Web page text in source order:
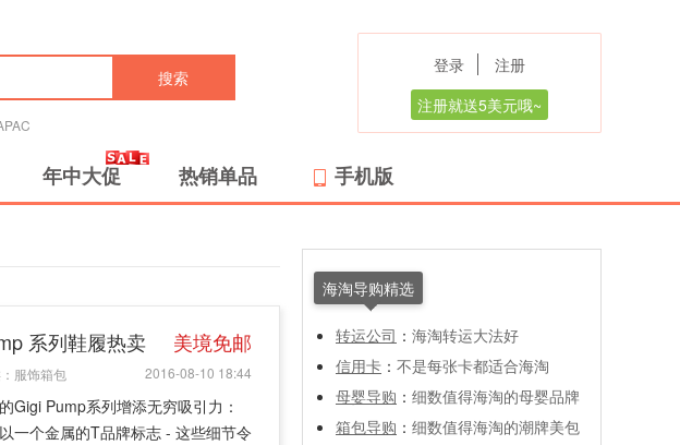
搜索
登录
注册
注册就送5美元哦~
年中大促 热销单品 手机版
系列鞋履热卖 美境免邮
2016-08-10 18:44
服饰箱包
Gigi Pump系列增添无穷吸引力：
一个金属的T品牌标志 - 这些细节令
海淘导购精选
转运公司 ： 海淘转运大法好
信用卡 ： 不是每张卡都适合海淘
母婴导购 ： 细数值得海淘的母婴品牌
箱包导购 ： 细数值得海淘的潮牌美包